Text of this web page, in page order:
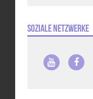
Soziale Netzwerke